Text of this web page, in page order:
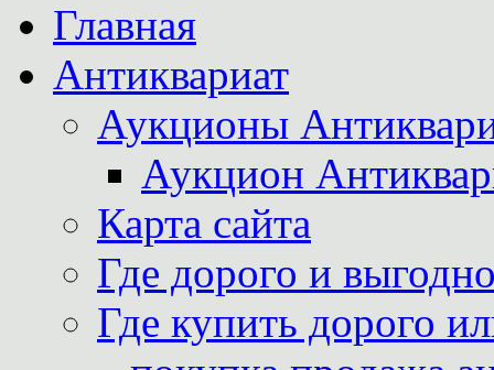
Главная
Антиквариат
Аукционы
Аукцион
Карта сайта
Где дорого и
Где купить дорого